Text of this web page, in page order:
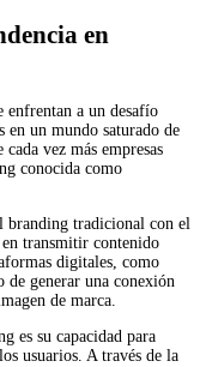
en
enfrentan a un desafío
en un mundo saturado de
vez más empresas
conocida como
branding tradicional con el
transmitir contenido
digitales, como
generar una conexión
de marca.
es su capacidad para
usuarios. A través de la